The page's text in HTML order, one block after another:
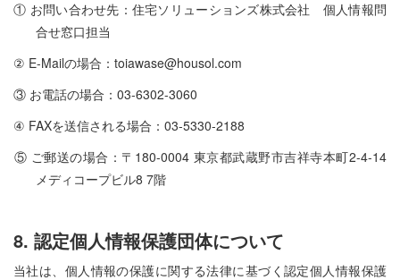
① お問い合わせ先：住宅ソリューションズ株式会社 個人情報問
合せ窓口担当
② E-Mailの場合：toiawase@housol.com
③ お電話の場合：03-6302-3060
④ FAXを送信される場合：03-5330-2188
⑤ ご郵送の場合：〒180-0004 東京都武蔵野市吉祥寺本町2-4-14
メディコープビル8 7階
8. 認定個人情報保護団体について
当社は、個人情報の保護に関する法律に基づく認定個人情報保護